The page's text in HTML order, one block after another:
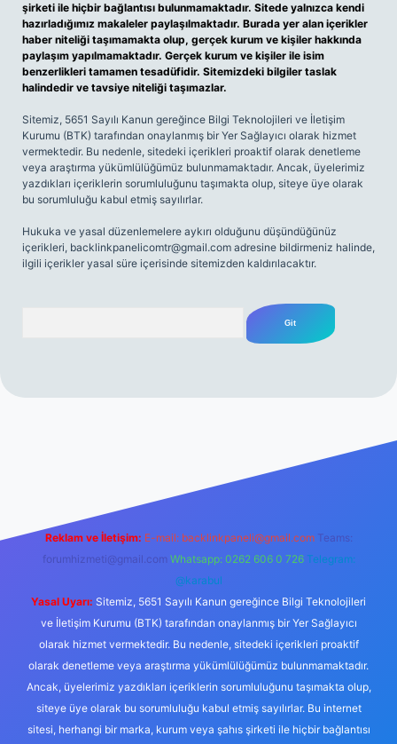
şirketi ile hiçbir bağlantısı bulunmamaktadır. Sitede yalnızca kendi
hazırladığımız makaleler paylaşılmaktadır. Burada yer alan içerikler
haber niteliği taşımamakta olup, gerçek kurum ve kişiler hakkında
paylaşım yapılmamaktadır. Gerçek kurum ve kişiler ile isim
benzerlikleri tamamen tesadüfidir. Sitemizdeki bilgiler taslak
halindedir ve tavsiye niteliği taşımazlar.
Sitemiz, 5651 Sayılı Kanun gereğince Bilgi Teknolojileri ve İletişim
Kurumu (BTK) tarafından onaylanmış bir Yer Sağlayıcı olarak hizmet
vermektedir. Bu nedenle, sitedeki içerikleri proaktif olarak denetleme
veya araştırma yükümlülüğümüz bulunmamaktadır. Ancak, üyelerimiz
yazdıkları içeriklerin sorumluluğunu taşımakta olup, siteye üye olarak
bu sorumluluğu kabul etmiş sayılırlar.
Hukuka ve yasal düzenlemelere aykırı olduğunu düşündüğünüz
içerikleri, backlinkpanelicomtr@gmail.com adresine bildirmeniz halinde,
ilgili içerikler yasal süre içerisinde sitemizden kaldırılacaktır.
Reklam ve İletişim: E-mail: backlinkpaneli@gmail.com Teams:
forumhizmeti@gmail.com Whatsapp: 0262 606 0 726 Telegram:
@karabul
Yasal Uyarı: Sitemiz, 5651 Sayılı Kanun gereğince Bilgi Teknolojileri
ve İletişim Kurumu (BTK) tarafından onaylanmış bir Yer Sağlayıcı
olarak hizmet vermektedir. Bu nedenle, sitedeki içerikleri proaktif
olarak denetleme veya araştırma yükümlülüğümüz bulunmamaktadır.
Ancak, üyelerimiz yazdıkları içeriklerin sorumluluğunu taşımakta olup,
siteye üye olarak bu sorumluluğu kabul etmiş sayılırlar. Bu internet
sitesi, herhangi bir marka, kurum veya şahıs şirketi ile hiçbir bağlantısı